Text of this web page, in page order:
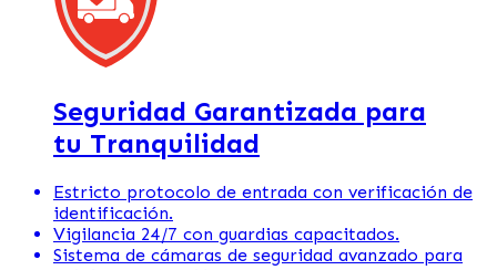
Más simple.
Más seguro.
Menos estresante.Cotizar Bodega
Seguridad Garantizada para
tu Tranquilidad
Estricto protocolo de entrada con verificación de
identificación.
Vigilancia 24/7 con guardias capacitados.
Sistema de cámaras de seguridad avanzado para